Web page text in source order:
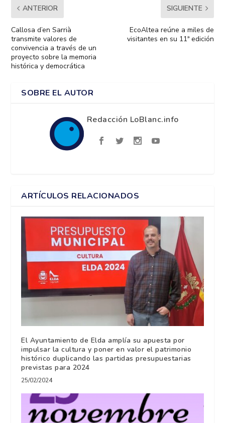
ANTERIOR
Callosa d’en Sarrià
transmite valores de
convivencia a través de un
proyecto sobre la memoria
histórica y democrática
SIGUIENTE
EcoAltea reúne a miles de
visitantes en su 11ª edición
SOBRE EL AUTOR
Redacción LoBlanc.info
ARTÍCULOS RELACIONADOS
El Ayuntamiento de Elda amplía su apuesta por
impulsar la cultura y poner en valor el patrimonio
histórico duplicando las partidas presupuestarias
previstas para 2024
25/02/2024